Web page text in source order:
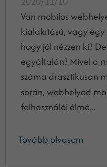
Van mobilos
kialakítású, vagy
hogy jól nézzen ki?
egyáltalán? Mivel a
száma drasztikusan
során, webhelyed
felhasználói élmé...
Tovább olvasom